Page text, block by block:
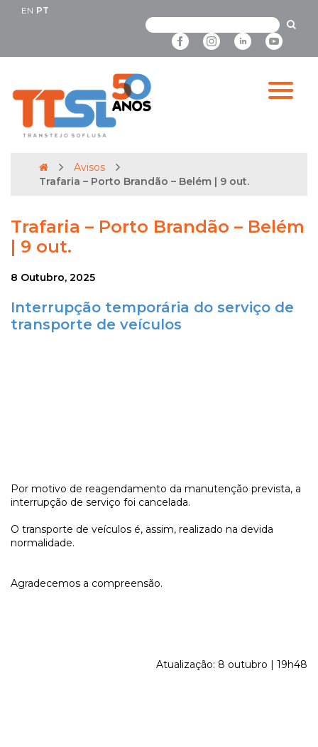
EN PT
Avisos
Trafaria – Porto Brandão – Belém | 9 out.
Trafaria – Porto Brandão – Belém
| 9 out.
8 Outubro, 2025
Interrupção temporária do serviço de
transporte de veículos
Por motivo de reagendamento da manutenção prevista, a
interrupção de serviço foi cancelada.
O transporte de veículos é, assim, realizado na devida
normalidade.
Agradecemos a compreensão.
Atualização: 8 outubro | 19h48